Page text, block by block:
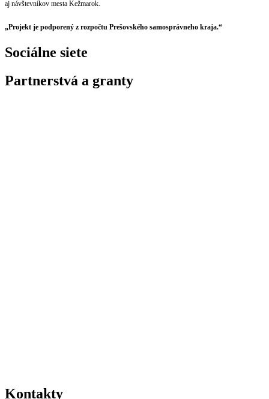
aj návštevníkov mesta Kežmarok.
„Projekt je podporený z rozpočtu Prešovského samosprávneho kraja.“
Sociálne siete
Partnerstvá a granty
Kontakty